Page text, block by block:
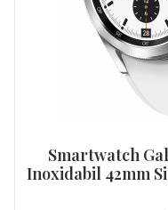
Smartwatch
Inoxidabil 42mm